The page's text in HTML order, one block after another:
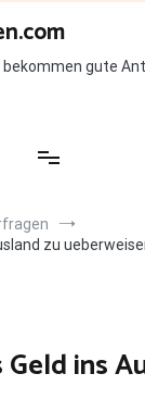
bekommen gute
zu
ins